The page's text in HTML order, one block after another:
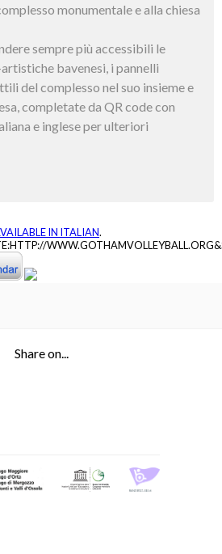
monumentale e alla chiesa
sempre più accessibili le
bavenesi, i pannelli
del complesso nel suo insieme e
completate da QR code con
e inglese per ulteriori
IN ITALIAN.
Share on...